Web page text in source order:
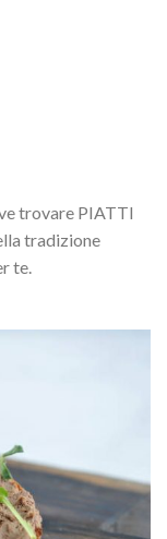
trovare PIATTI
tradizione
te.